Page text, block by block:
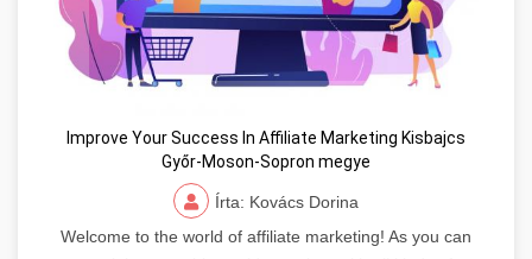
Improve Your Success In Affiliate Marketing Kisbajcs
Győr-Moson-Sopron megye
Írta: Kovács Dorina
Welcome to the world of affiliate marketing! As you can